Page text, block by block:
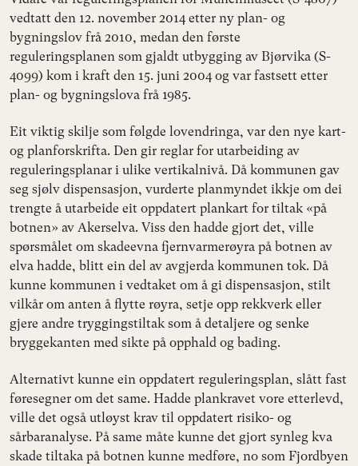
vedtatt den 12. november 2014 etter ny plan- og
bygningslov frå 2010, medan den første
reguleringsplanen som gjaldt utbygging av Bjørvika (S-
4099) kom i kraft den 15. juni 2004 og var fastsett etter
plan- og bygningslova frå 1985.
Eit viktig skilje som følgde lovendringa, var den nye kart-
og planforskrifta. Den gir reglar for utarbeiding av
reguleringsplanar i ulike vertikalnivå. Då kommunen gav
seg sjølv dispensasjon, vurderte planmyndet ikkje om dei
trengte å utarbeide eit oppdatert plankart for tiltak «på
botnen» av Akerselva. Viss den hadde gjort det, ville
spørsmålet om skadeevna fjernvarmerøyra på botnen av
elva hadde, blitt ein del av avgjerda kommunen tok. Då
kunne kommunen i vedtaket om å gi dispensasjon, stilt
vilkår om anten å flytte røyra, setje opp rekkverk eller
gjere andre tryggingstiltak som å detaljere og senke
bryggekanten med sikte på opphald og bading.
Alternativt kunne ein oppdatert reguleringsplan, slått fast
føresegner om det same. Hadde plankravet vore etterlevd,
ville det også utløyst krav til oppdatert risiko- og
sårbaranalyse. På same måte kunne det gjort synleg kva
skade tiltaka på botnen kunne medføre, no som Fjordbyen